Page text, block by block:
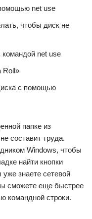
net use
чтобы диск не
net use
Roll»
с помощью
папке из
составит труда.
Windows, чтобы
найти кнопки
знаете сетевой
сможете еще быстрее
командной строки.